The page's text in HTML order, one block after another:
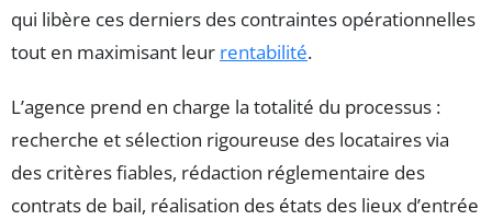
qui libère ces derniers des contraintes opérationnelles
tout en maximisant leur rentabilité.
L’agence prend en charge la totalité du processus :
recherche et sélection rigoureuse des locataires via
des critères fiables, rédaction réglementaire des
contrats de bail, réalisation des états des lieux d’entrée